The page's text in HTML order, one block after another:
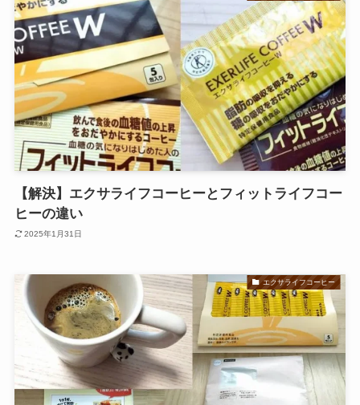
【解決】エクサライフコーヒーとフィットライフコー
ヒーの違い
2025年1月31日
エクサライフコーヒー